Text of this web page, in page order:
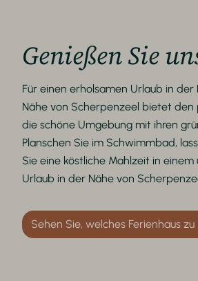
Genießen Sie
Für einen erholsamen Urlaub in
Nähe von Scherpenzeel bietet
die schöne Umgebung mit ihren
Planschen Sie im Schwimmbad,
Sie eine köstliche Mahlzeit in
Urlaub in der Nähe von
Sehen Sie, welches Ferienhaus